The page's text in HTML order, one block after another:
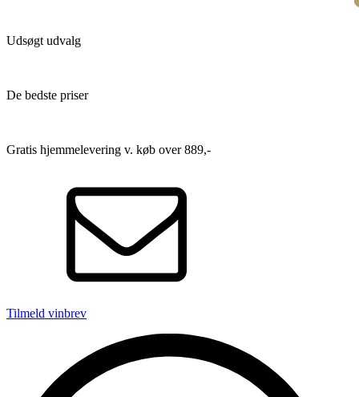
Udsøgt udvalg
De bedste priser
Gratis hjemmelevering v. køb over 889,-
Tilmeld vinbrev